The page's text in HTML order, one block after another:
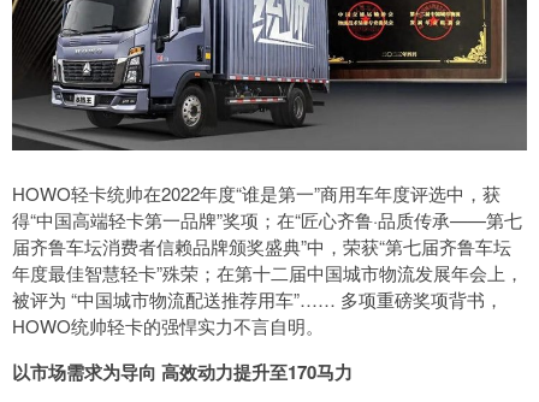
HOWO轻卡统帅在2022年度“谁是第一”商用车年度评选中，获
得“中国高端轻卡第一品牌”奖项；在“匠心齐鲁·品质传承——第七
届齐鲁车坛消费者信赖品牌颁奖盛典”中，荣获“第七届齐鲁车坛
年度最佳智慧轻卡”殊荣；在第十二届中国城市物流发展年会上，
被评为 “中国城市物流配送推荐用车”…… 多项重磅奖项背书，
HOWO统帅轻卡的强悍实力不言自明。
以市场需求为导向 高效动力提升至170马力